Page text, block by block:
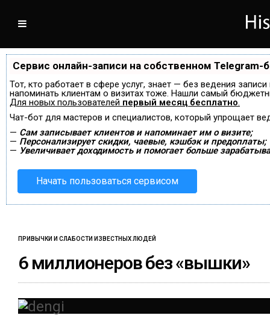
Сервис онлайн-записи на собственном Telegram-
Тот, кто работает в сфере услуг, знает — без ведения
напоминать клиентам о визитах тоже. Нашли самый
Для новых пользователей первый месяц бесплатно.
Чат-бот для мастеров и специалистов, который упрощает
— Сам записывает клиентов и напоминает им о визите;
— Персонализирует скидки, чаевые, кэшбэк и предоплаты;
— Увеличивает доходимость и помогает больше
Начать пользоваться сервисом
ПРИВЫЧКИ И СЛАБОСТИ ИЗВЕСТНЫХ ЛЮДЕЙ
6 миллионеров без «вышки»